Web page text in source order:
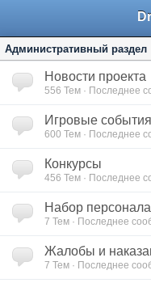
Административный раздел
Новости проекта
556 Тем · Последнее
Игровые события
600 Тем · Последнее
Конкурсы
456 Тем · Последнее
Набор персонала
7 Тем · Последнее
Жалобы и
7 Тем · Последнее